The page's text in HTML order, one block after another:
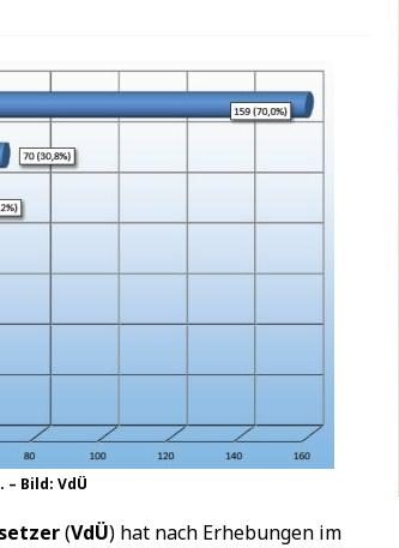
Bild: VdÜ
(VdÜ) hat nach Erhebungen im